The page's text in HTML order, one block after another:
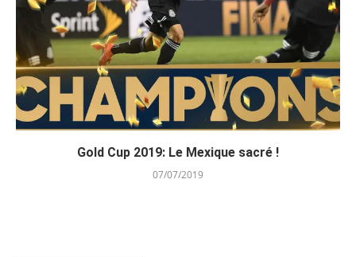
Gold Cup 2019: Le Mexique sacré !
07/07/2019